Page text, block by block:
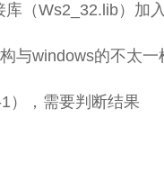
（Ws2_32.lib）加
与windows的不太一
），需要判断结果